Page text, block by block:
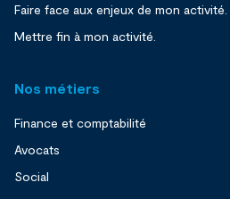
Faire face aux enjeux de mon activité.
Mettre fin à mon activité.
Nos métiers
Finance et comptabilité
Avocats
Social